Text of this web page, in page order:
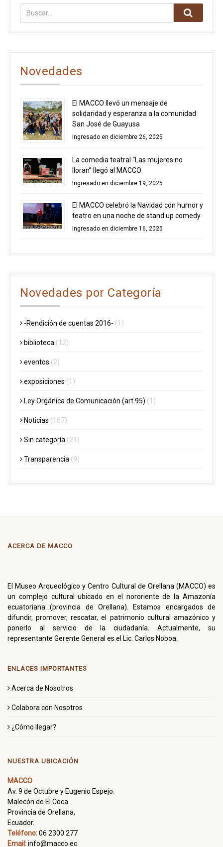
Novedades
El MACCO llevó un mensaje de
solidaridad y esperanza a la comunidad
San José de Guayusa
Ingresado en diciembre 26, 2025
La comedia teatral “Las mujeres no
lloran” llegó al MACCO
Ingresado en diciembre 19, 2025
El MACCO celebró la Navidad con humor y
teatro en una noche de stand up comedy
Ingresado en diciembre 16, 2025
Novedades por Categoría
-Rendición de cuentas 2016- (1)
biblioteca (12)
eventos (2)
exposiciones (1)
Ley Orgánica de Comunicación (art.95) (1)
Noticias (167)
Sin categoría (21)
Transparencia (9)
ACERCA DE MACCO
El Museo Arqueológico y Centro Cultural de Orellana (MACCO) es
un complejo cultural ubicado en el nororiente de la Amazonía
ecuatoriana (provincia de Orellana). Estamos encargados de
difundir, promover, rescatar, el patrimonio cultural amazónico y
ponerlo al servicio de la ciudadanía. Actualmente, su
representante Gerente General es el Lic. Carlos Noboa.
ENLACES IMPORTANTES
Acerca de Nosotros
Colabora con Nosotros
¿Cómo llegar?
NUESTRA UBICACIÓN
MACCO
Av. 9 de Octubre y Eugenio Espejo.
Malecón de El Coca.
Provincia de Orellana,
Ecuador.
Teléfono:06 2300 277
Email:info@macco.ec